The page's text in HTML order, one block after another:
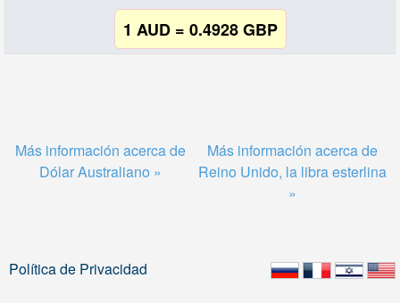
1 AUD = 0.4928 GBP
Más información acerca de
Dólar Australiano »
Más información acerca de
Reino Unido, la libra esterlina
»
Política de Privacidad